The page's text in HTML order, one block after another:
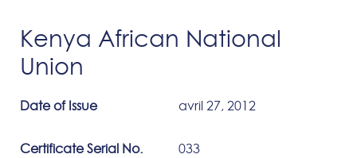
Kenya African National
Union
Date of Issue avril 27, 2012
Certificate Serial No. 033